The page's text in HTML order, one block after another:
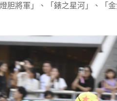
胆將軍」、「錶之星河」、「